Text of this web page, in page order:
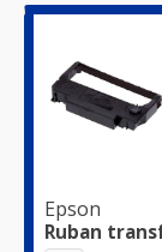
Epson
Ruban